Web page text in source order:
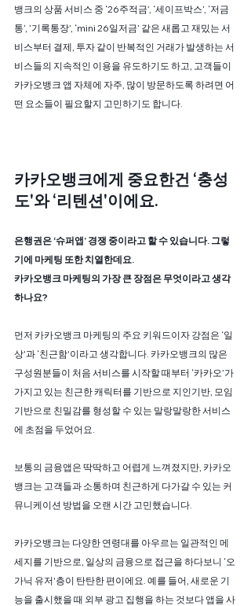
뱅크의 상품 서비스 중 ‘26주적금’, ‘세이프박스’, ‘저금
통’, ’기록통장’, ‘mini 26일저금’ 같은 새롭고 재밌는 서
비스부터 결제, 투자 같이 반복적인 거래가 발생하는 서
비스들의 지속적인 이용을 유도하기도 하고, 고객들이
카카오뱅크 앱 자체에 자주, 많이 방문하도록 하려면 어
떤 요소들이 필요할지 고민하기도 합니다.
카카오뱅크에게 중요한건 ‘충성
도'와 ‘리텐션'이에요.
은행권은 ‘슈퍼앱’ 경쟁 중이라고 할 수 있습니다. 그렇
기에 마케팅 또한 치열한데요.
카카오뱅크 마케팅의 가장 큰 장점은 무엇이라고 생각
하나요?
먼저 카카오뱅크 마케팅의 주요 키워드이자 강점은 ‘일
상'과 ‘친근함'이라고 생각합니다. 카카오뱅크의 많은
구성원분들이 처음 서비스를 시작할 때부터 ‘카카오’가
가지고 있는 친근한 캐릭터를 기반으로 지인기반, 모임
기반으로 친밀감를 형성할 수 있는 말랑말랑한 서비스
에 초점을 두었어요.
보통의 금융앱은 딱딱하고 어렵게 느껴졌지만, 카카오
뱅크는 고객들과 소통하며 친근하게 다가갈 수 있는 커
뮤니케이션 방법을 오랜 시간 고민했습니다.
카카오뱅크는 다양한 연령대를 아우르는 일관적인 메
세지를 기반으로, 일상의 금융으로 접근을 하다보니 ‘오
가닉 유저'층이 탄탄한 편이에요. 예를 들어, 새로운 기
능을 출시했을 때 외부 광고 집행을 하는 것보다 앱을 사